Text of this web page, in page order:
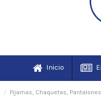
Inicio
Pijamas, Chaquetas, Pantalones